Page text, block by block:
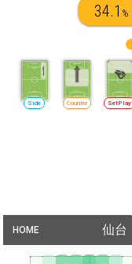
34.1 %
SetPlay
Counter
Side
HOME 仙台